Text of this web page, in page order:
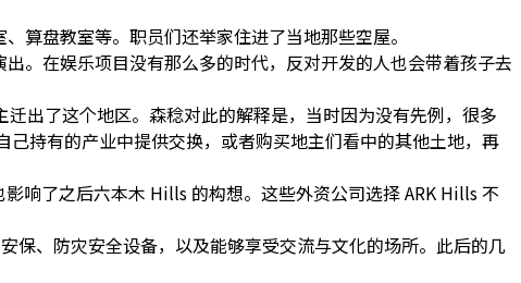
算盘教室等。职员们还举家住进了当地那些空屋。
。在娱乐项目没有那么多的时代，反对开发的人也会带着孩子去
出了这个地区。森稔对此的解释是，当时因为没有先例，很多
持有的产业中提供交换，或者购买地主们看中的其他土地，再
响了之后六本木 Hills 的构想。这些外资公司选择 ARK Hills 不
保、防灾安全设备，以及能够享受交流与文化的场所。此后的几